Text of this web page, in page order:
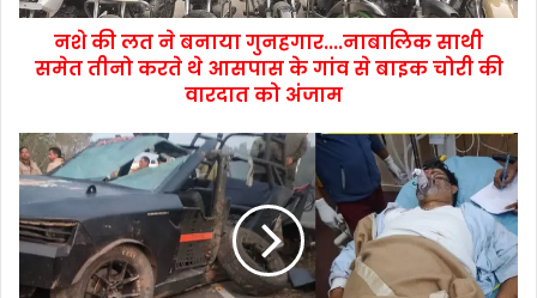
नशे की लत ने बनाया गुनहगार....नाबालिक साथी
समेत तीनो करते थे आसपास के गांव से बाइक चोरी की
वारदात को अंजाम